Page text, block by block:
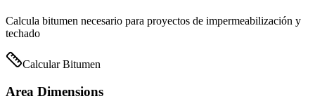
Calcula bitumen necesario para proyectos de impermeabilización y
techado
Calcular Bitumen
Area Dimensions